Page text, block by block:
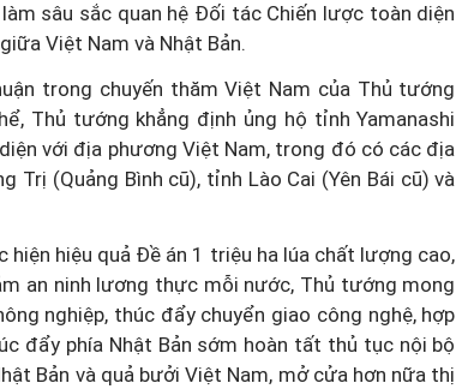
sâu sắc quan hệ Đối tác Chiến lược toàn diện
Việt Nam và Nhật Bản.
trong chuyến thăm Việt Nam của Thủ tướng
Thủ tướng khẳng định ủng hộ tỉnh Yamanashi
với địa phương Việt Nam, trong đó có các địa
Trị (Quảng Bình cũ), tỉnh Lào Cai (Yên Bái cũ) và
hiệu quả Đề án 1 triệu ha lúa chất lượng cao,
an ninh lương thực mỗi nước, Thủ tướng mong
nghiệp, thúc đẩy chuyển giao công nghệ, hợp
đẩy phía Nhật Bản sớm hoàn tất thủ tục nội bộ
Bản và quả bưởi Việt Nam, mở cửa hơn nữa thị